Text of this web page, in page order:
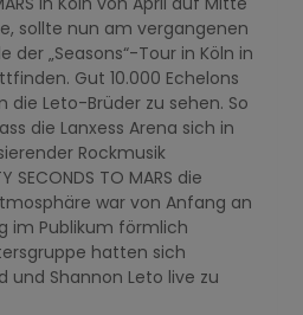
sollte nun am vergangenen
der „Seasons“-Tour in Köln in
Gut 10.000 Echelons
Leto-Brüder zu sehen. So
die Lanxess Arena sich in
Rockmusik
SECONDS TO MARS die
war von Anfang an
im Publikum förmlich
hatten sich
Shannon Leto live zu